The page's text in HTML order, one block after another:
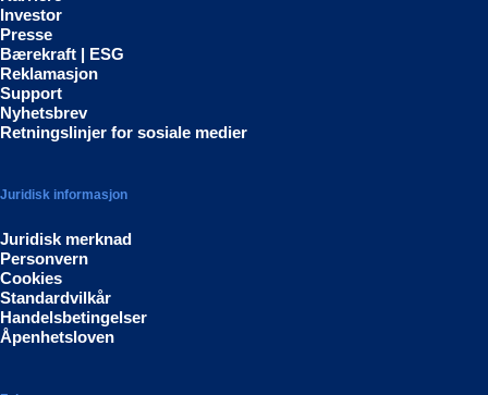
Investor
Presse
Bærekraft | ESG
Reklamasjon
Support
Nyhetsbrev
Retningslinjer for sosiale medier
Juridisk informasjon
Juridisk merknad
Personvern
Cookies
Standardvilkår
Handelsbetingelser
Åpenhetsloven